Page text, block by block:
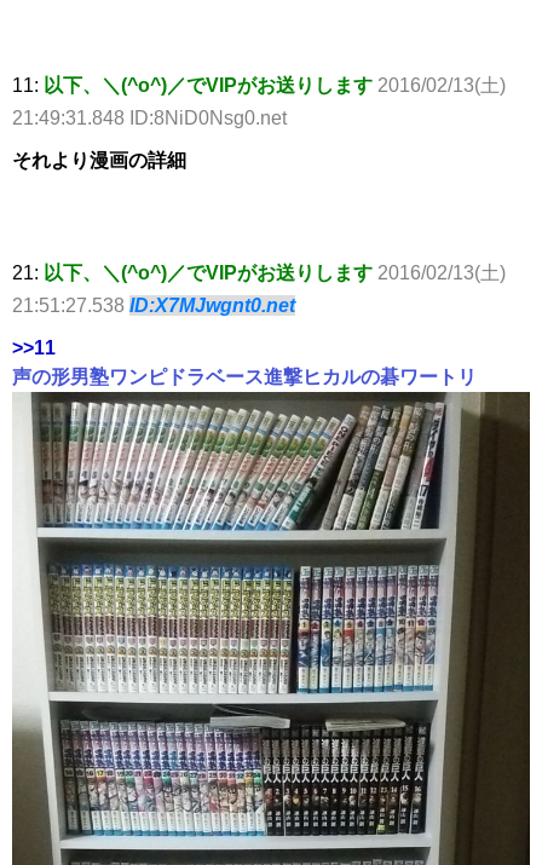
11: 以下、＼(^o^)／でVIPがお送りします 2016/02/13(土)
21:49:31.848 ID:8NiD0Nsg0.net
それより漫画の詳細
21: 以下、＼(^o^)／でVIPがお送りします 2016/02/13(土)
21:51:27.538 ID:X7MJwgnt0.net
>>11
声の形男塾ワンピドラベース進撃ヒカルの碁ワートリ